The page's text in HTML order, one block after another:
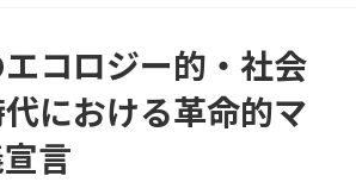
コロジー的・社会
における革命的マ
言